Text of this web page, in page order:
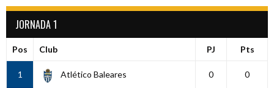
JORNADA 1
Pos Club PJ Pts
1 Atlético Baleares 0 0